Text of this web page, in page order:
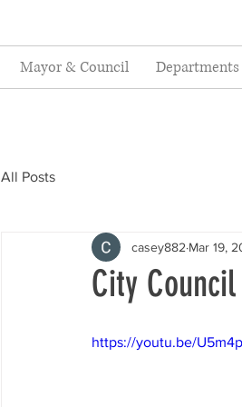
Mayor & Council Departments
All Posts
City
casey882 Mar 19,
https://youtu.be/